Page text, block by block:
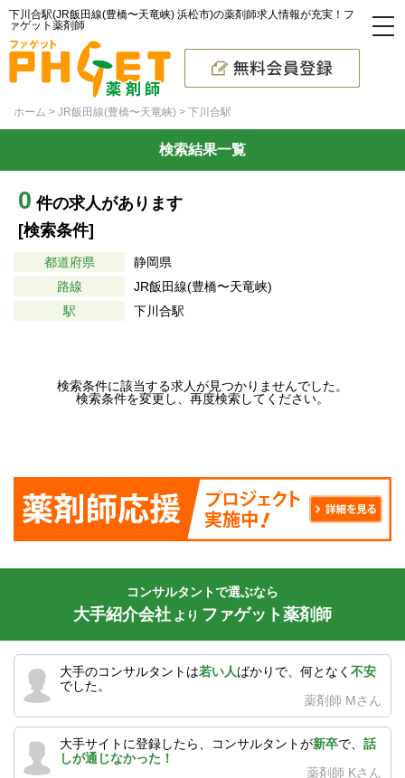
下川合駅(JR飯田線(豊橋〜天竜峡) 浜松市)の薬剤師求人情報が充実！フ
ァゲット薬剤師
ホーム JR飯田線(豊橋〜天竜峡) 下川合駅
検索結果一覧
0 件の求人があります
[検索条件]
都道府県
静岡県
路線
JR飯田線(豊橋〜天竜峡)
駅
下川合駅
検索条件に該当する求人が見つかりませんでした。
検索条件を変更し、再度検索してください。
コンサルタントで選ぶなら
大手紹介会社 より ファゲット薬剤師
大手のコンサルタントは若い人ばかりで、何となく 不安
でした。
薬剤師 Mさん
大手サイトに登録したら、コンサルタントが新卒で、 話
しが通じなかった！
薬剤師 Kさん